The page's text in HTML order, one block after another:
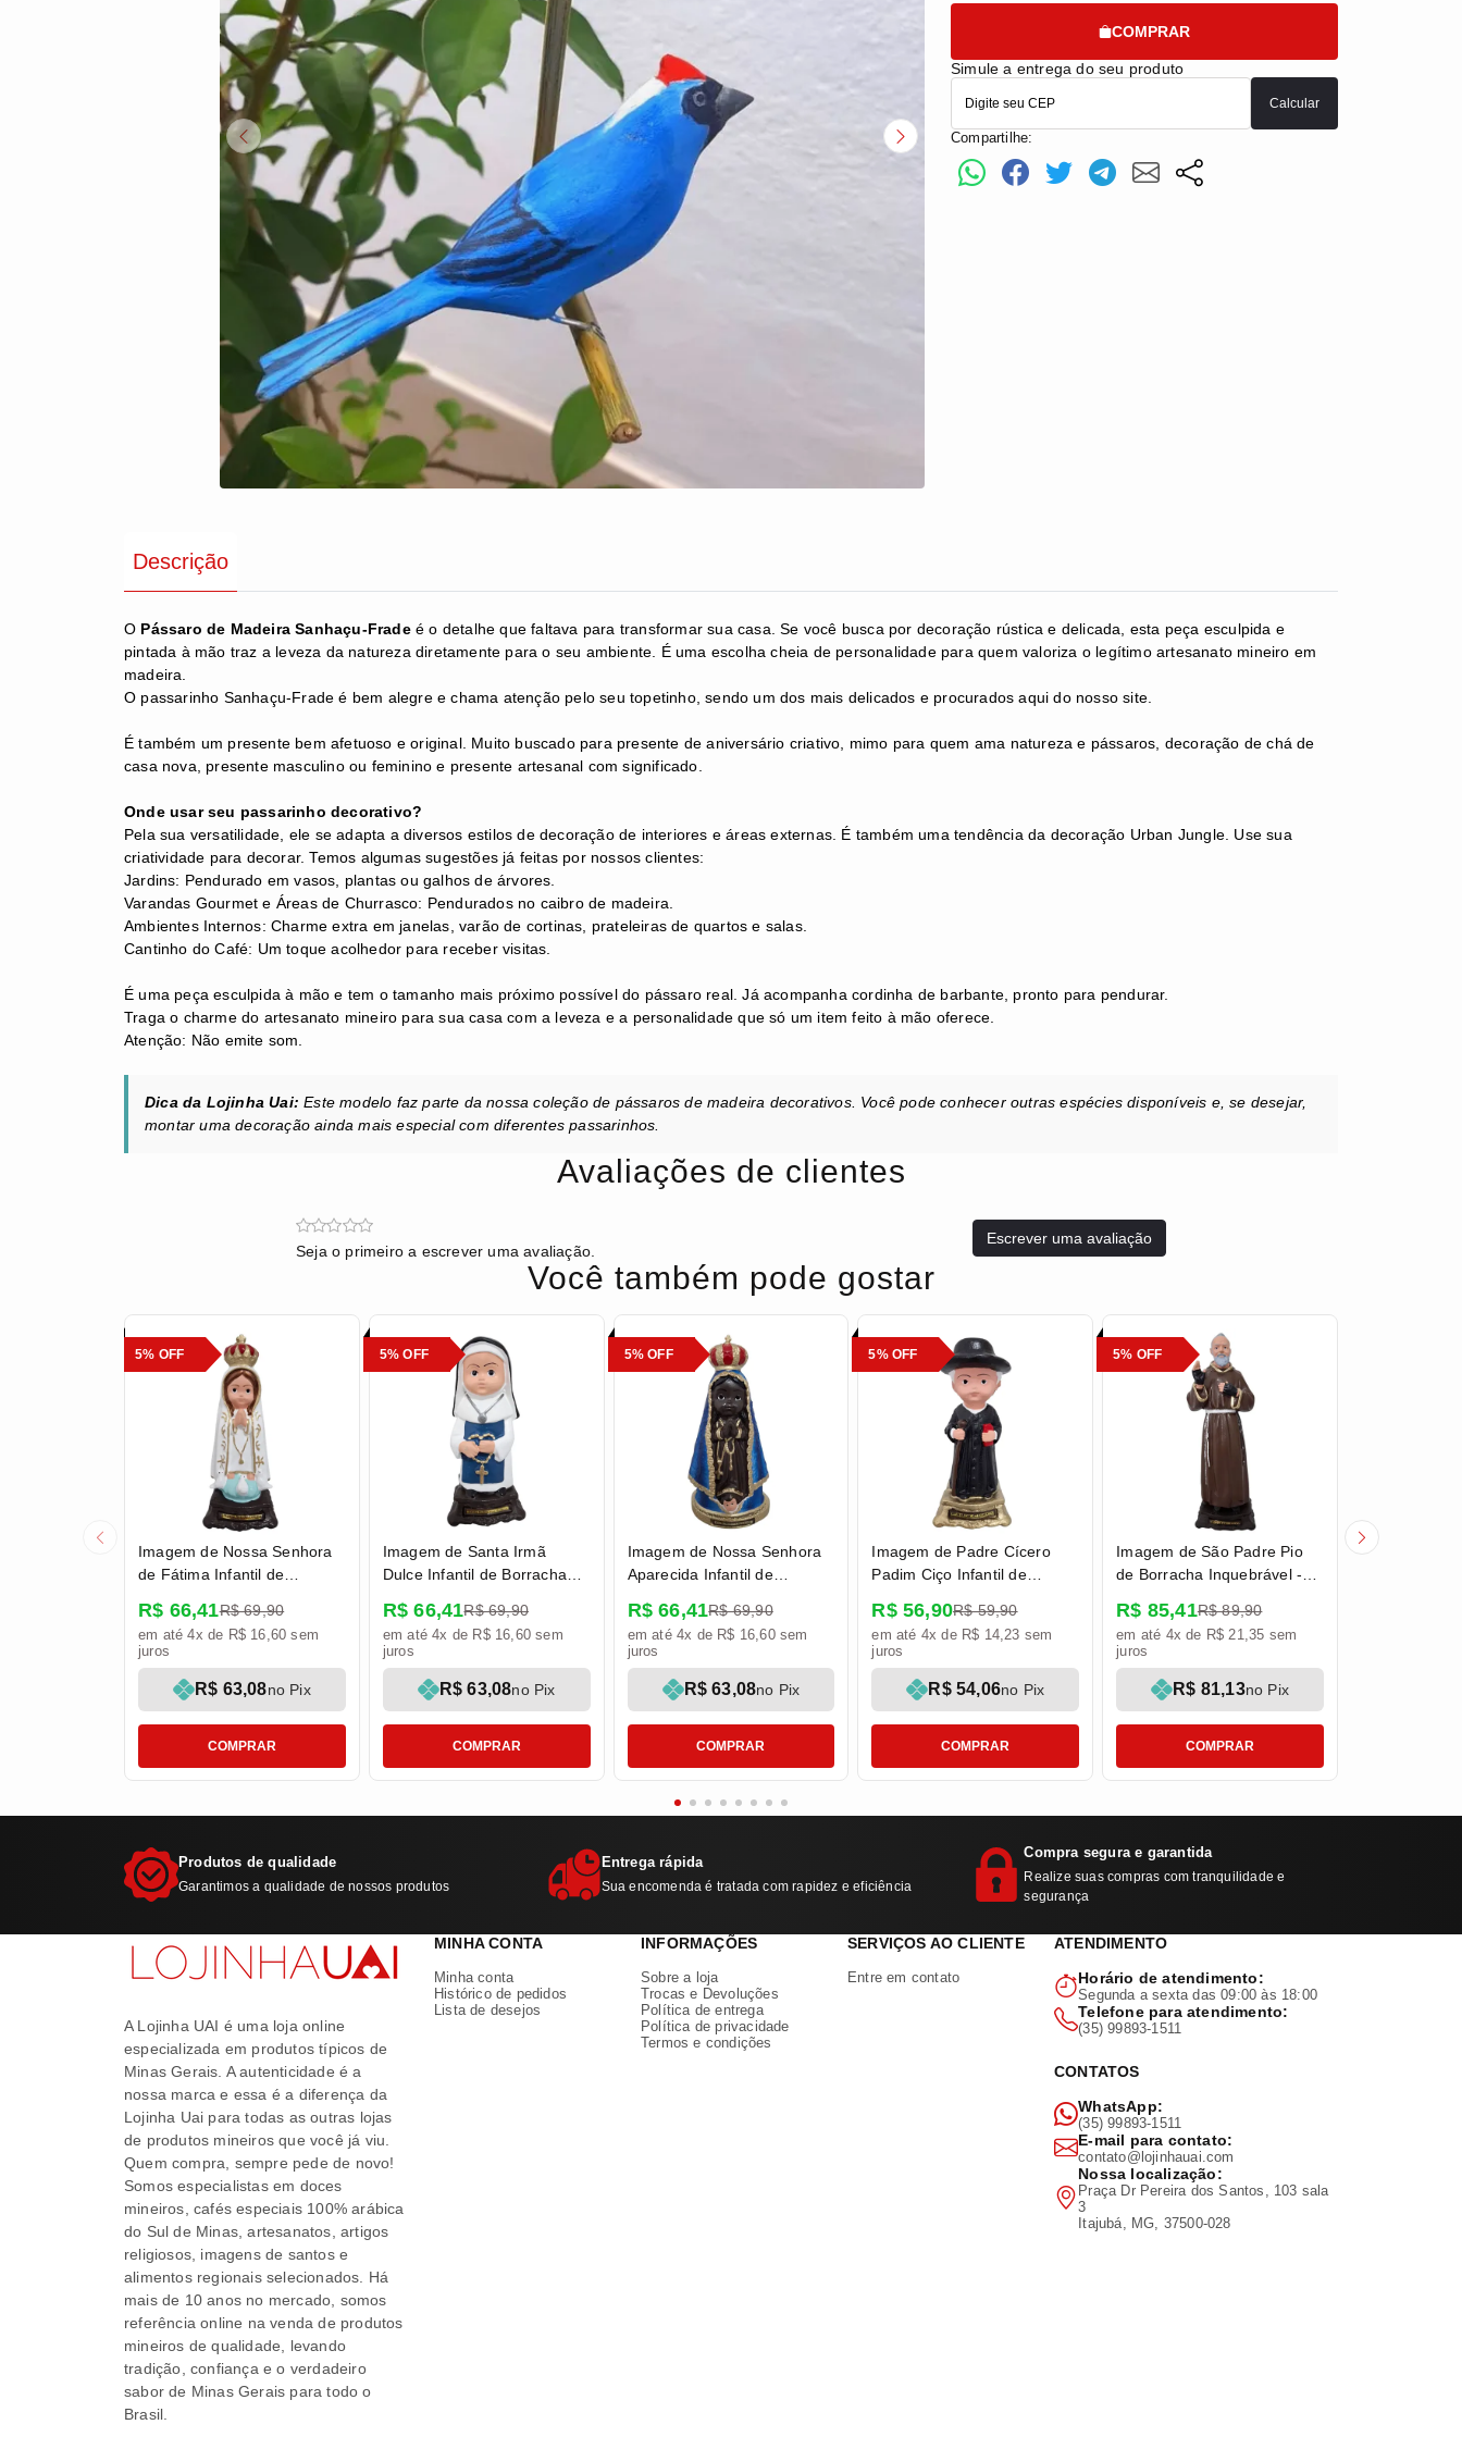
COMPRAR
Simule a entrega do seu produto
Calcular
Compartilhe:
Descrição
O Pássaro de Madeira Sanhaçu-Fradeé o detalhe que faltava para transformar sua casa. Se você busca por decoração rústica e delicada, esta peça esculpida e
pintada à mão traz a leveza da natureza diretamente para o seu ambiente. É uma escolha cheia de personalidade para quem valoriza o legítimo artesanato mineiro em
madeira.
O passarinho Sanhaçu-Frade é bem alegre e chama atenção pelo seu topetinho, sendo um dos mais delicados e procurados aqui do nosso site.
É também um presente bem afetuoso e original. Muito buscado para presente de aniversário criativo, mimo para quem ama natureza e pássaros, decoração de chá de
casa nova, presente masculino ou feminino e presente artesanal com significado.
Onde usar seu passarinho decorativo?
Pela sua versatilidade, ele se adapta a diversos estilos de decoração de interiores e áreas externas. É também uma tendência da decoração Urban Jungle. Use sua
criatividade para decorar. Temos algumas sugestões já feitas por nossos clientes:
​Jardins: Pendurado em vasos, plantas ou galhos de árvores.
Varandas Gourmet e Áreas de Churrasco: Pendurados no caibro de madeira.
​Ambientes Internos: Charme extra em janelas, varão de cortinas, prateleiras de quartos e salas.
​Cantinho do Café: Um toque acolhedor para receber visitas.
É uma peça esculpida à mão e tem o tamanho mais próximo possível do pássaro real.Já acompanha cordinha de barbante, pronto para pendurar.
​Traga o charme do artesanato mineiro para sua casa com a leveza e a personalidade que só um item feito à mão oferece.
Atenção: Não emite som.
Dica da Lojinha Uai: Este modelo faz parte da nossa coleção de pássaros de madeira decorativos. Você pode conhecer outras espécies disponíveis e, se desejar,
montar uma decoração ainda mais especial com diferentes passarinhos.
Avaliações de clientes
Seja o primeiro a escrever uma avaliação.
Escrever uma avaliação
Você também pode gostar
Imagem de Nossa Senhora
de Fátima Infantil de
cm
R$ 66,41R$ 69,90
5% OFF
R$ 63,08no Pix
em até 4x de R$ 16,60 sem
juros
COMPRAR
Imagem de Santa Irmã
Dulce Infantil de Borracha
R$ 66,41R$ 69,90
5% OFF
R$ 63,08no Pix
em até 4x de R$ 16,60 sem
juros
COMPRAR
Imagem de Nossa Senhora
Aparecida Infantil de
cm
R$ 66,41R$ 69,90
5% OFF
R$ 63,08no Pix
em até 4x de R$ 16,60 sem
juros
COMPRAR
Imagem de Padre Cícero
Padim Ciço Infantil de
cm
R$ 56,90R$ 59,90
5% OFF
R$ 54,06no Pix
em até 4x de R$ 14,23 sem
juros
COMPRAR
Imagem de São Padre Pio
de Borracha Inquebrável -
R$ 85,41R$ 89,90
5% OFF
R$ 81,13no Pix
em até 4x de R$ 21,35 sem
juros
COMPRAR
Produtos de qualidade
Garantimos a qualidade de nossos produtos
Entrega rápida
Sua encomenda é tratada com rapidez e eficiência
Compra segura e garantida
Realize suas compras com tranquilidade e
segurança
A Lojinha UAI é uma loja online
especializada em produtos típicos de
Minas Gerais. A autenticidade é a
nossa marca e essa é a diferença da
Lojinha Uai para todas as outras lojas
de produtos mineiros que você já viu.
Quem compra, sempre pede de novo!
Somos especialistas em doces
mineiros, cafés especiais 100% arábica
do Sul de Minas, artesanatos, artigos
religiosos, imagens de santos e
alimentos regionais selecionados. Há
mais de 10 anos no mercado, somos
referência online na venda de produtos
mineiros de qualidade, levando
tradição, confiança e o verdadeiro
sabor de Minas Gerais para todo o
Brasil.
MINHA CONTA
Minha conta
Histórico de pedidos
Lista de desejos
INFORMAÇÕES
Sobre a loja
Trocas e Devoluções
Política de entrega
Política de privacidade
Termos e condições
SERVIÇOS AO CLIENTE
Entre em contato
ATENDIMENTO
Horário de atendimento:
Segunda a sexta das 09:00 às 18:00
Telefone para atendimento:
(35) 99893-1511
CONTATOS
WhatsApp:
(35) 99893-1511
E-mail para contato:
contato@lojinhauai.com
Nossa localização:
Praça Dr Pereira dos Santos, 103 sala
3
Itajubá, MG, 37500-028